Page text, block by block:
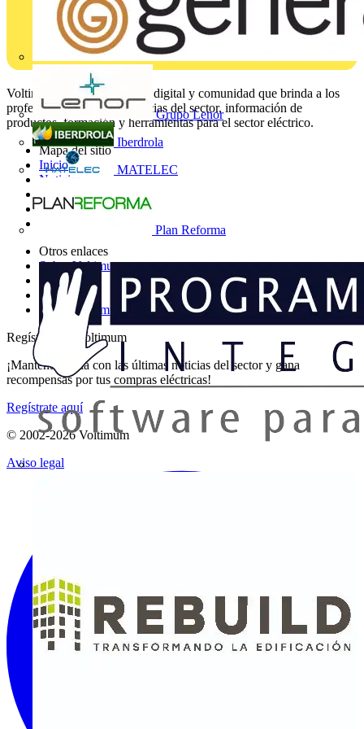
Grupo Lenor
Iberdrola
MATELEC
Plan Reforma
Voltimum es una plataforma digital y comunidad que brinda a los
profesionales eléctricos noticias del sector, información de
productos, formación y herramientas para el sector eléctrico.
Mapa del sitio
Inicio
Noticias
Academy
Productos
Otros enlaces
Sobre Voltimum
Contacto
Catálogos
Grupo Voltimum
Regístrate en Voltimum
¡Mantente al día con las últimas noticias del sector y gana
recompensas por tus compras eléctricas!
Regístrate aquí
© 2002-2026Voltimum
Aviso legal